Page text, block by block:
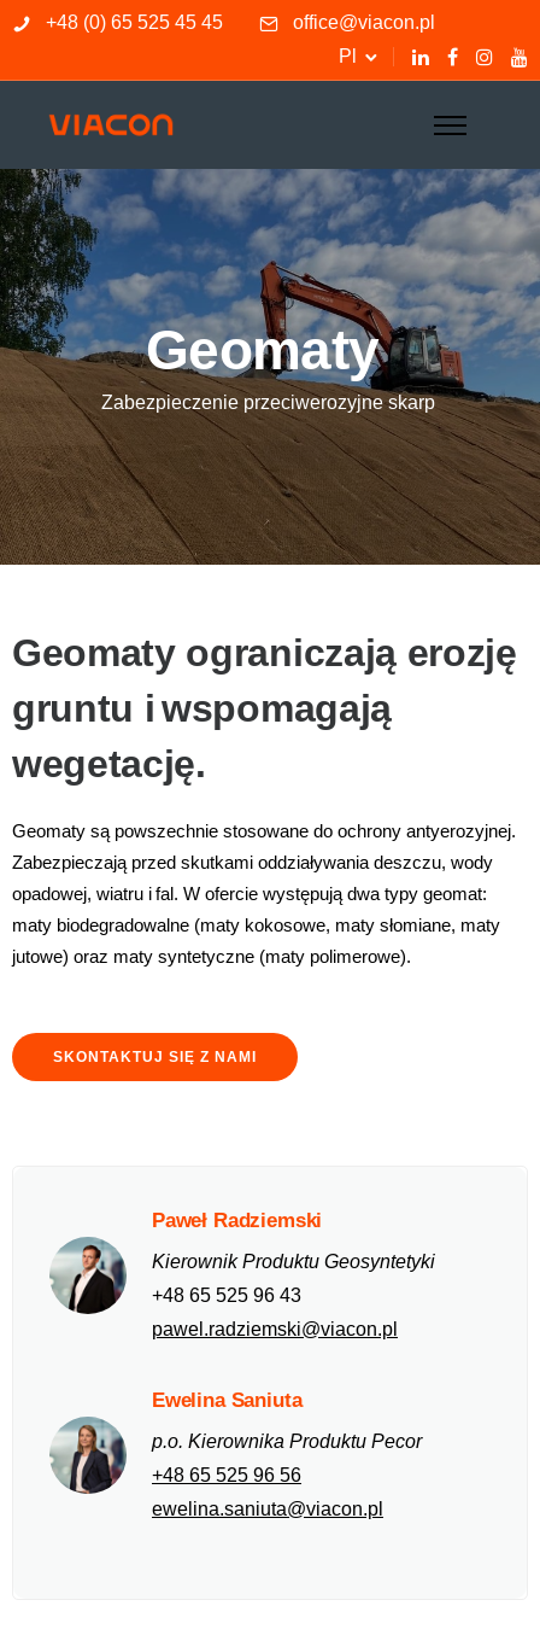
+48 (0) 65 525 45 45
office@viacon.pl
Pl
Geomaty
Zabezpieczenie przeciwerozyjne skarp
Geomaty ograniczają erozję
gruntu i wspomagają
wegetację.
Geomaty są powszechnie stosowane do ochrony antyerozyjnej.
Zabezpieczają przed skutkami oddziaływania deszczu, wody
opadowej, wiatru i fal. W ofercie występują dwa typy geomat:
maty biodegradowalne (maty kokosowe, maty słomiane, maty
jutowe) oraz maty syntetyczne (maty polimerowe).
SKONTAKTUJ SIĘ Z NAMI
Paweł Radziemski
Kierownik Produktu Geosyntetyki
+48 65 525 96 43
pawel.radziemski@viacon.pl
Ewelina Saniuta
p.o. Kierownika Produktu Pecor
+48 65 525 96 56
ewelina.saniuta@viacon.pl